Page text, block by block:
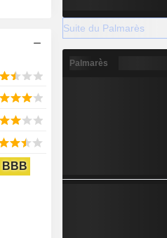
BBB
Suite du Palmarès
Palmarès